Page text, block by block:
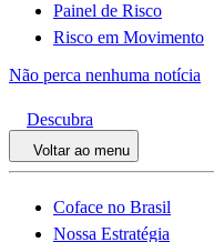
Painel de Risco
Risco em Movimento
Não perca nenhuma notícia
Descubra
Voltar ao menu
Coface no Brasil
Nossa Estratégia